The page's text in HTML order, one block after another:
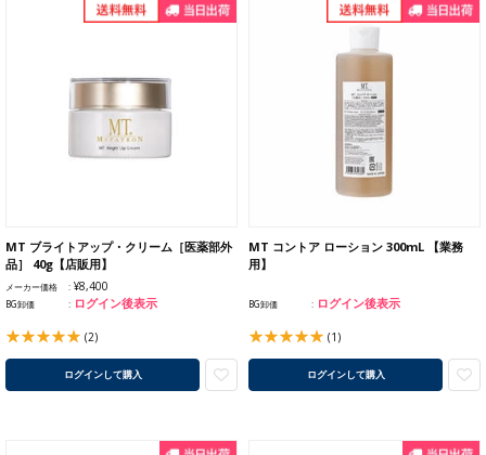
MT ブライトアップ・クリーム［医薬部外
品］ 40g【店販用】
メーカー価格 ¥8,400
BG卸価 ログイン後表示
(2)
ログインして購入
MT コントア ローション 300mL 【業務
用】
BG卸価 ログイン後表示
(1)
ログインして購入